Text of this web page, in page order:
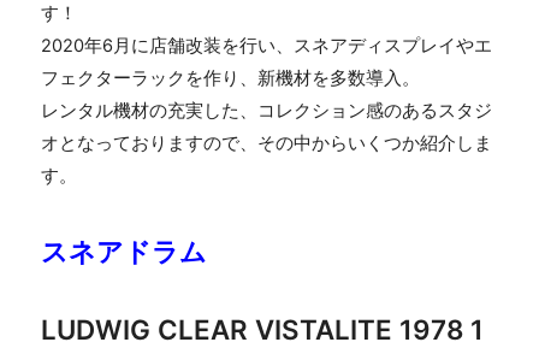
す！
2020年6月に店舗改装を行い、スネアディスプレイやエ
フェクターラックを作り、新機材を多数導入。
レンタル機材の充実した、コレクション感のあるスタジ
オとなっておりますので、その中からいくつか紹介しま
す。
スネアドラム
LUDWIG CLEAR VISTALITE 1978 1